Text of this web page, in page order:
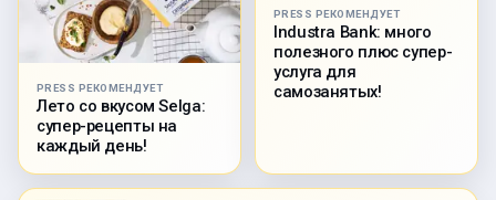
PRESS РЕКОМЕНДУЕТ
Лето со вкусом Selga:
супер-рецепты на
каждый день!
PRESS РЕКОМЕНДУЕТ
Industra Bank: много
полезного плюс супер-
услуга для
самозанятых!